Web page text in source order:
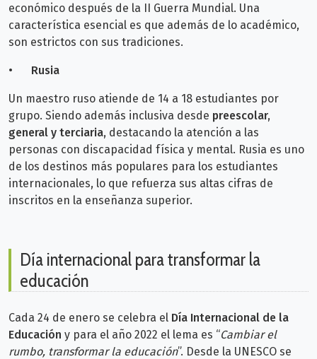
económico después de la II Guerra Mundial. Una
característica esencial es que además de lo académico,
son estrictos con sus tradiciones.
• Rusia
Un maestro ruso atiende de 14 a 18 estudiantes por
grupo. Siendo además inclusiva desde preescolar,
general y terciaria, destacando la atención a las
personas con discapacidad física y mental. Rusia es uno
de los destinos más populares para los estudiantes
internacionales, lo que refuerza sus altas cifras de
inscritos en la enseñanza superior.
Día internacional para transformar la
educación
Cada 24 de enero se celebra el Día Internacional de la
Educación y para el año 2022 el lema es “Cambiar el
rumbo, transformar la educación”. Desde la UNESCO se